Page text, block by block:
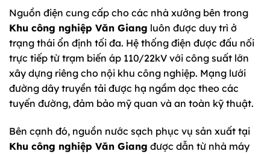
Nguồn điện cung cấp cho các nhà xưởng bên trong
Khu công nghiệp Văn Giang luôn được duy trì ở
trạng thái ổn định tối đa. Hệ thống điện được đấu nối
trực tiếp từ trạm biến áp 110/22kV với công suất lớn
xây dựng riêng cho nội khu công nghiệp. Mạng lưới
đường dây truyền tải được hạ ngầm dọc theo các
tuyến đường, đảm bảo mỹ quan và an toàn kỹ thuật.
Bên cạnh đó, nguồn nước sạch phục vụ sản xuất tại
Khu công nghiệp Văn Giang được dẫn từ nhà máy